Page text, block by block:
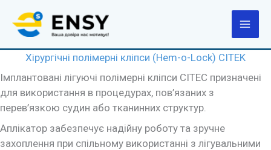
вмісту
Хірургічні полімерні кліпси (Hem-o-Lock) CITEK
Імплантовані лігуючі полімерні кліпси CITEC призначені
для використання в процедурах, пов’язаних з
перев’язкою судин або тканинних структур.
Аплікатор забезпечує надійну роботу та зручне
захоплення при спільному використанні з лігувальними